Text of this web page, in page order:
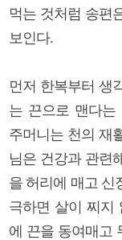
먹는 것처럼 송편
보인다.
먼저 한복부터 생
는 끈으로 맨다는
주머니는 천의 재
님은 건강과 관련
을 허리에 매고 신
극하면 살이 찌지
에 끈을 동여매고